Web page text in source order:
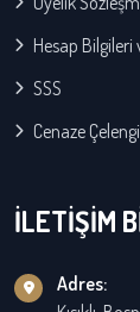
Hesap Bilgileri
SSS
Cenaze
İLETİŞİM
Adres: